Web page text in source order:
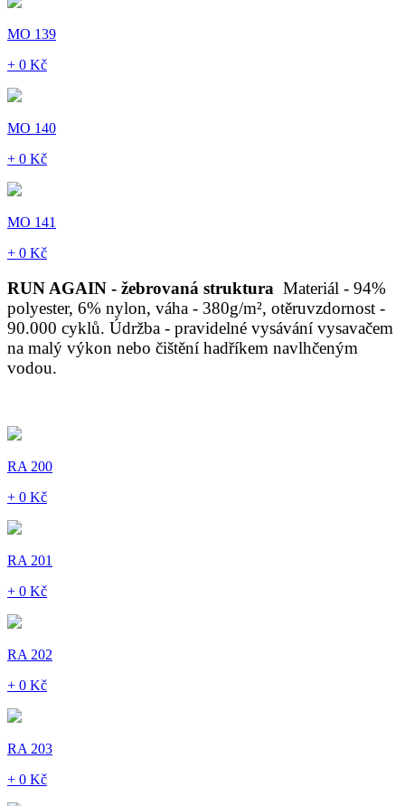
MO 139
+ 0 Kč
MO 140
+ 0 Kč
MO 141
+ 0 Kč
RUN AGAIN - žebrovaná struktura Materiál - 94%
polyester, 6% nylon, váha - 380g/m², otěruvzdornost -
90.000 cyklů. Údržba - pravidelné vysávání vysavačem
na malý výkon nebo čištění hadříkem navlhčeným
vodou.
RA 200
+ 0 Kč
RA 201
+ 0 Kč
RA 202
+ 0 Kč
RA 203
+ 0 Kč